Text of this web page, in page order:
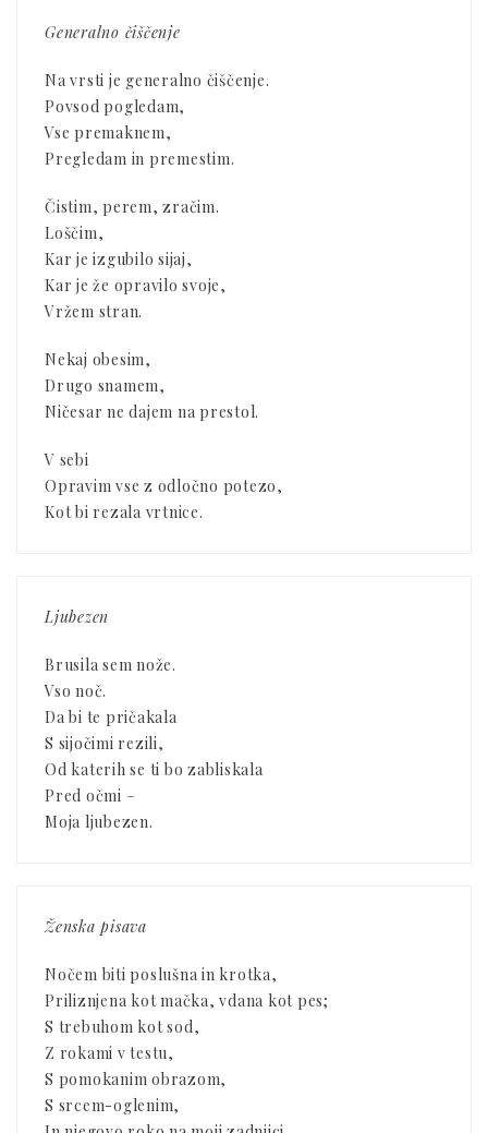
Generalno čiščenje
Na vrsti je generalno čiščenje.
Povsod pogledam,
Vse premaknem,
Pregledam in premestim.
Čistim, perem, zračim.
Loščim,
Kar je izgubilo sijaj,
Kar je že opravilo svoje,
Vržem stran.
Nekaj obesim,
Drugo snamem,
Ničesar ne dajem na prestol.
V sebi
Opravim vse z odločno potezo,
Kot bi rezala vrtnice.
Ljubezen
Brusila sem nože.
Vso noč.
Da bi te pričakala
S sijočimi rezili,
Od katerih se ti bo zabliskala
Pred očmi –
Moja ljubezen.
Ženska pisava
Nočem biti poslušna in krotka,
Priliznjena kot mačka, vdana kot pes;
S trebuhom kot sod,
Z rokami v testu,
S pomokanim obrazom,
S srcem-oglenim,